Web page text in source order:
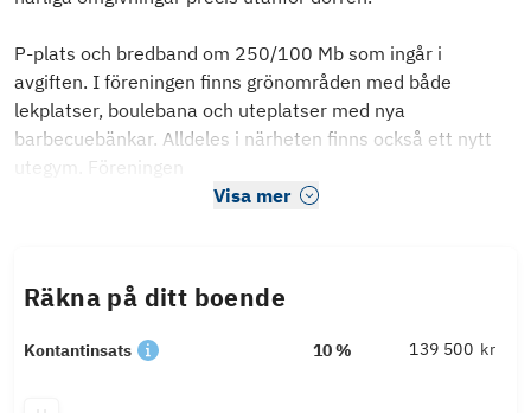
P-plats och bredband om 250/100 Mb som ingår i
avgiften. I föreningen finns grönområden med både
lekplatser, boulebana och uteplatser med nya
barbecuebänkar. Alldeles i närheten finns också ett nytt
utegym. Föreningen
Visa mer
Räkna på ditt boende
Kontantinsats 10 % kr